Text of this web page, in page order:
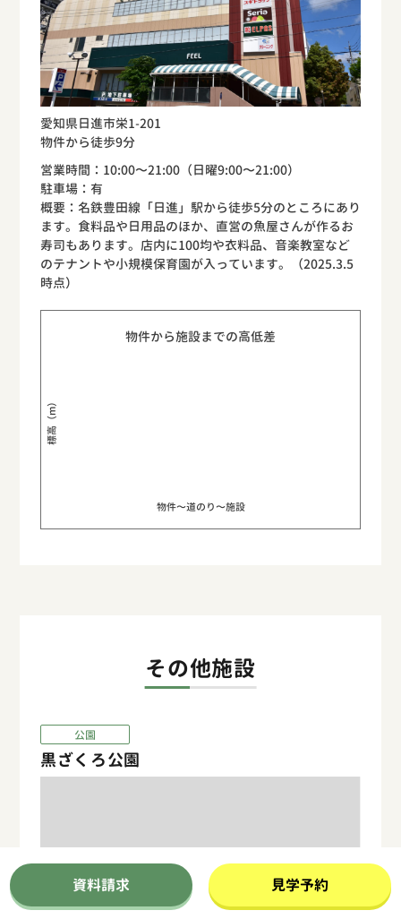
愛知県日進市栄1-201
物件から徒歩9分
営業時間：10:00〜21:00（日曜9:00〜21:00）
駐車場：有
概要：名鉄豊田線「日進」駅から徒歩5分のところにあり
ます。食料品や日用品のほか、直営の魚屋さんが作るお
寿司もあります。店内に100均や衣料品、音楽教室など
のテナントや小規模保育園が入っています。（2025.3.5
時点）
物件から施設までの高低差
標高（m）
物件〜道のり〜施設
その他施設
公園
黒ざくろ公園
資料請求 見学予約